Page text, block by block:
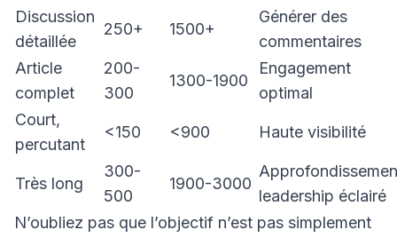
Discussion
détaillée
250+ 1500+
Générer des
commentaires
Article
complet
200-
300
1300-1900
Engagement
optimal
Court,
percutant
<150 <900 Haute visibilité
Très long
300-
500
1900-3000
leadership éclairé
N’oubliez pas que l’objectif n’est pas simplement